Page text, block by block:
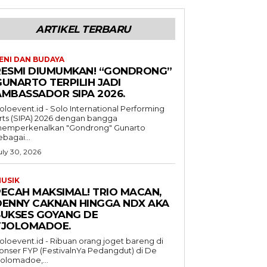
ARTIKEL TERBARU
DAN BUDAYA
DIUMUMKAN! “GONDRONG”
TERPILIH JADI
SIPA 2026.
- Solo International Performing
(SIPA) 2026 dengan bangga
"Gondrong" Gunarto
30, 2026
MAKSIMAL! TRIO MACAN,
CAKNAN HINGGA NDX AKA
GOYANG DE
- Ribuan orang joget bareng di
FYP (FestivalnYa Pedangdut) di De